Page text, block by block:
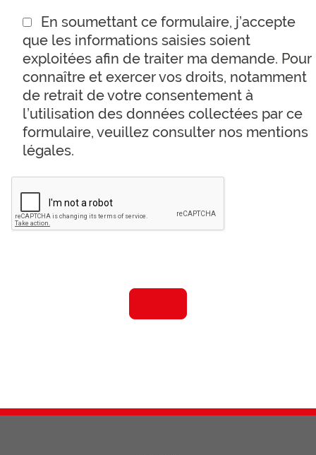
En soumettant ce formulaire, j’accepte
que les informations saisies soient
exploitées afin de traiter ma demande. Pour
connaître et exercer vos droits, notamment
de retrait de votre consentement à
l’utilisation des données collectées par ce
formulaire, veuillez consulter nos mentions
légales.